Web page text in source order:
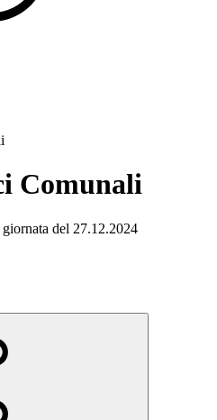
Comunali
del 27.12.2024